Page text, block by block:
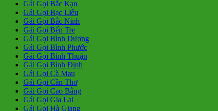
Gái Gọi Bắc Kạn
Gái Gọi Bạc Liêu
Gái Gọi Bắc Ninh
Gái Gọi Bến Tre
Gái Gọi Bình Dương
Gái Gọi Bình Phước
Gái Gọi Bình Thuận
Gái Gọi Bình Định
Gái Gọi Cà Mau
Gái Gọi Cần Thơ
Gái Gọi Cao Bằng
Gái Gọi Gia Lai
Gái Gọi Hà Giang